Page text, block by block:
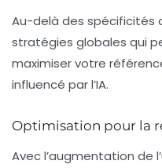
Au-delà des spécificités
stratégies globales qui
maximiser votre
influencé par l’IA.
Optimisation pour la
Avec l’augmentation de